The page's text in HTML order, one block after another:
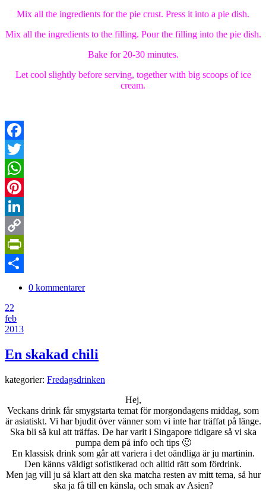
Mix all the ingredients for the pie crust. Press it into a pie dish.
Mix all the ingredients to the filling. Pour the filling into the pie dish.
Bake for 20-30 minutes.
Let cool slightly before serving, together with big scoops of ice
cream.
Facebook
Twitter
WhatsApp
Pinterest
LinkedIn
Copy
Link
PrintFriendly
0 kommentarer
22
feb
2013
En skakad chili
kategorier: Fredagsdrinken
Hej,
Veckans drink får smygstarta temat för morgondagens middag, som
är asiatiskt. Vi har bjudit över vänner som vi inte har träffat på länge.
Ska bli så kul att träffas. De har varit i Singapore tidigare så vi ska
pumpa dem på info och tips 🙂
En klassisk drink som går att variera i det oändliga är ju martinin.
Den känns väldigt sofistikerad och alltid rätt som fördrink.
Men jag vill ju så klart att den ska matcha resten av mitt tema, så hur
ska ja få till en känsla, och smak av Asien?